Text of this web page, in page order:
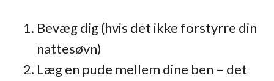
Bevæg dig (hvis det ikke forstyrre din
nattesøvn)
Læg en pude mellem dine ben – det